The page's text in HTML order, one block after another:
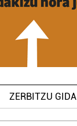
ZERBITZU GIDA